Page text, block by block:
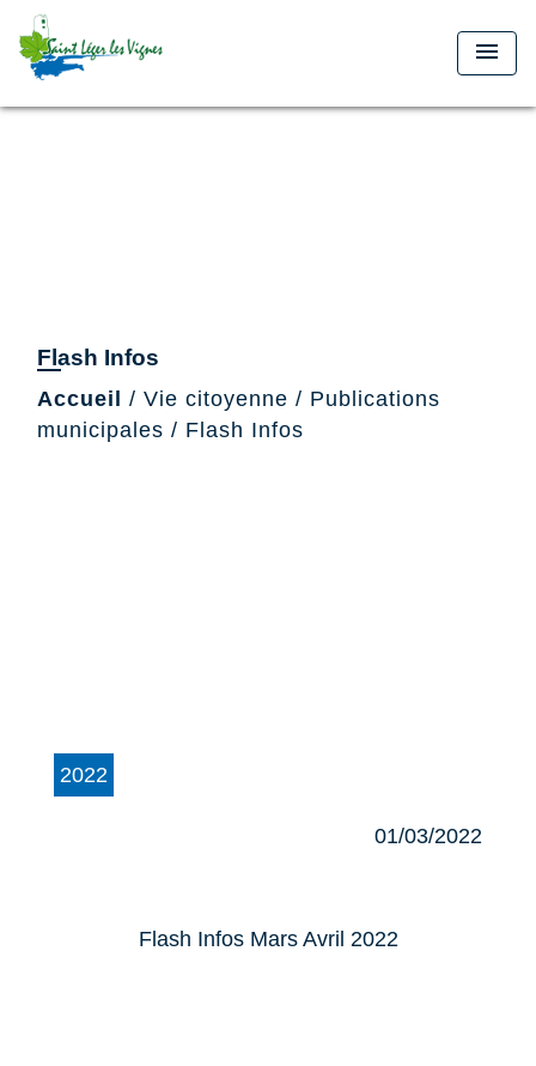
menu
Flash Infos
Accueil / Vie citoyenne / Publications
municipales / Flash Infos
2022
01/03/2022
Flash Infos Mars Avril 2022